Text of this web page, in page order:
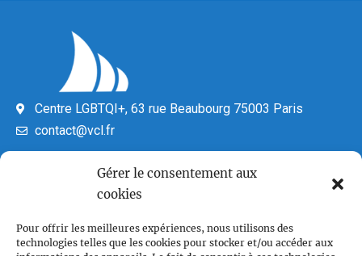
Gérer le consentement aux
cookies
Pour offrir les meilleures expériences, nous utilisons des
technologies telles que les cookies pour stocker et/ou accéder aux
Centre LGBTQI+, 63 rue Beaubourg 75003 Paris
contact@vcl.fr
Associations partenaires